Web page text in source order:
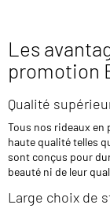
Les
promotion
Qualité
Tous nos rideaux
haute qualité telles
sont conçus pour
beauté ni de leur
Large choix de